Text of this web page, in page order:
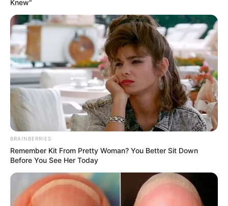
Knew"
BRAINBERRIES
Remember Kit From Pretty Woman? You Better Sit Down
Before You See Her Today